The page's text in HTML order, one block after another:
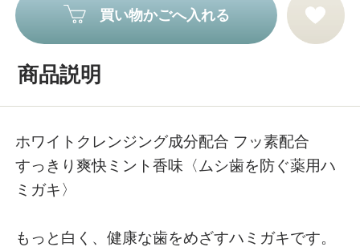
買い物かごへ入れる
商品説明
ホワイトクレンジング成分配合 フッ素配合
すっきり爽快ミント香味〈ムシ歯を防ぐ薬用ハ
ミガキ〉
もっと白く、健康な歯をめざすハミガキです。